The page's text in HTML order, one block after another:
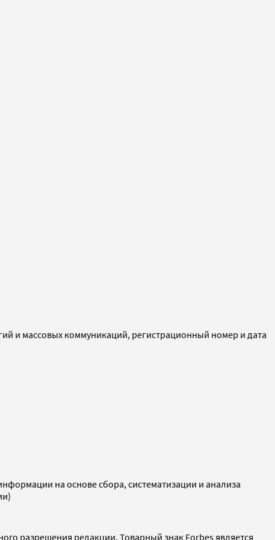
и массовых коммуникаций, регистрационный номер и дата
на основе сбора, систематизации и анализа
разрешения редакции. Товарный знак Forbes является